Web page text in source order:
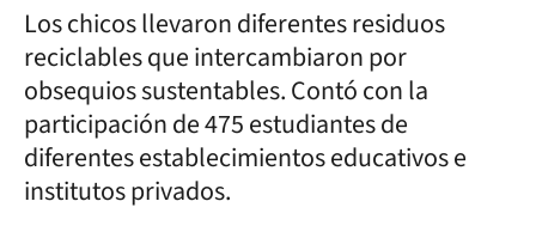
Los chicos llevaron diferentes residuos
reciclables que intercambiaron por
obsequios sustentables. Contó con la
participación de 475 estudiantes de
diferentes establecimientos educativos e
institutos privados.